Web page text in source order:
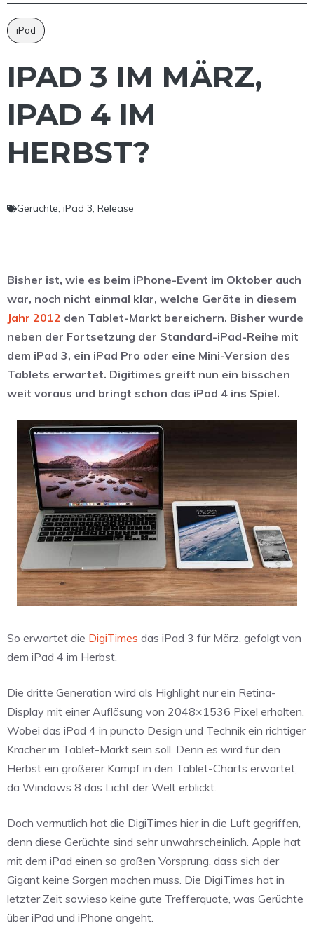
iPad
IPAD 3 IM MÄRZ,
IPAD 4 IM
HERBST?
Gerüchte, iPad 3, Release
Bisher ist, wie es beim iPhone-Event im Oktober auch
war, noch nicht einmal klar, welche Geräte in diesem
Jahr 2012 den Tablet-Markt bereichern. Bisher wurde
neben der Fortsetzung der Standard-iPad-Reihe mit
dem iPad 3, ein iPad Pro oder eine Mini-Version des
Tablets erwartet. Digitimes greift nun ein bisschen
weit voraus und bringt schon das iPad 4 ins Spiel.
So erwartet die DigiTimes das iPad 3 für März, gefolgt von
dem iPad 4 im Herbst.
Die dritte Generation wird als Highlight nur ein Retina-
Display mit einer Auflösung von 2048×1536 Pixel erhalten.
Wobei das iPad 4 in puncto Design und Technik ein richtiger
Kracher im Tablet-Markt sein soll. Denn es wird für den
Herbst ein größerer Kampf in den Tablet-Charts erwartet,
da Windows 8 das Licht der Welt erblickt.
Doch vermutlich hat die DigiTimes hier in die Luft gegriffen,
denn diese Gerüchte sind sehr unwahrscheinlich. Apple hat
mit dem iPad einen so großen Vorsprung, dass sich der
Gigant keine Sorgen machen muss. Die DigiTimes hat in
letzter Zeit sowieso keine gute Trefferquote, was Gerüchte
über iPad und iPhone angeht.